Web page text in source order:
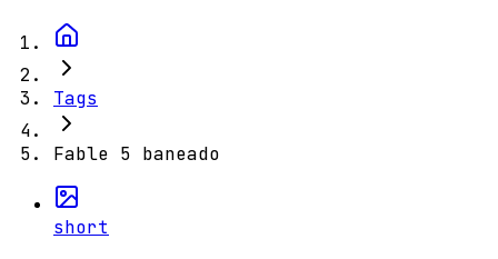
Tags
Fable 5 baneado
short